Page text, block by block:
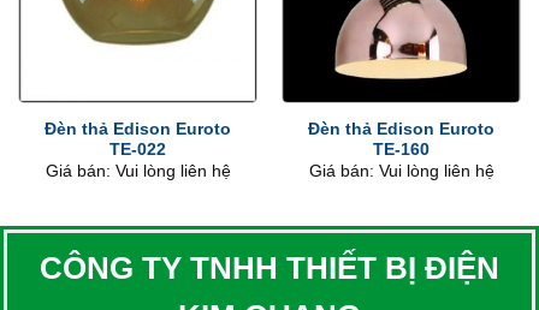
Đèn thả Edison Euroto
TE-022
Giá bán: Vui lòng liên hệ
Đèn thả Edison Euroto
TE-160
Giá bán: Vui lòng liên hệ
CÔNG TY TNHH THIẾT BỊ ĐIỆN